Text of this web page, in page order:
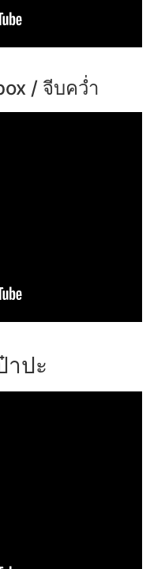
/ จีบคว่ำ
าปะ